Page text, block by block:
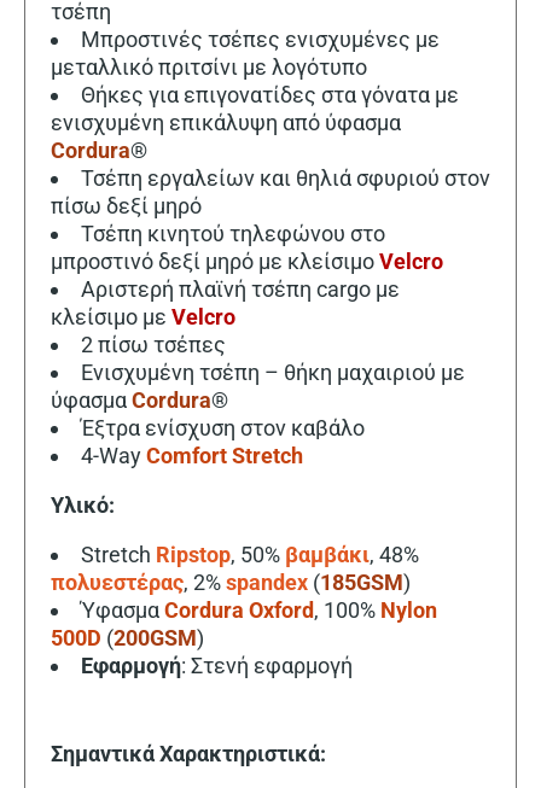
τσέπη
Μπροστινές τσέπες ενισχυμένες με
μεταλλικό πριτσίνι με λογότυπο
Θήκες για επιγονατίδες στα γόνατα με
ενισχυμένη επικάλυψη από ύφασμα
Cordura®
Τσέπη εργαλείων και θηλιά σφυριού στον
πίσω δεξί μηρό
Τσέπη κινητού τηλεφώνου στο
μπροστινό δεξί μηρό με κλείσιμοVelcro
Αριστερή πλαϊνή τσέπη cargo με
κλείσιμο με Velcro
2 πίσω τσέπες
Ενισχυμένη τσέπη – θήκη μαχαιριού με
ύφασμαCordura®
Έξτρα ενίσχυση στον καβάλο
4-WayComfort Stretch
Υλικό:
Stretch Ripstop, 50% βαμβάκι, 48%
πολυεστέρας, 2%spandex (185GSM)
ΎφασμαCordura Oxford, 100% Nylon
500D (200GSM)
Εφαρμογή: Στενή εφαρμογή
Σημαντικά Χαρακτηριστικά: